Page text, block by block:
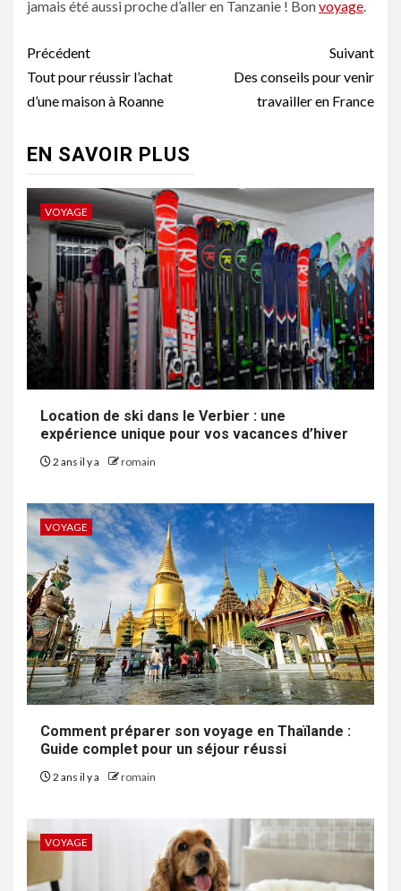
jamais été aussi proche d’aller en Tanzanie ! Bonvoyage.
Navigation
d’article
Précédent
Tout pour réussir l’achat
d’une maison à Roanne
Suivant
Des conseils pour venir
travailler en France
EN SAVOIR PLUS
VOYAGE
Location de ski dans le Verbier : une
expérience unique pour vos vacances d’hiver
2 ans il y a romain
VOYAGE
Comment préparer son voyage en Thaïlande :
Guide complet pour un séjour réussi
2 ans il y a romain
VOYAGE